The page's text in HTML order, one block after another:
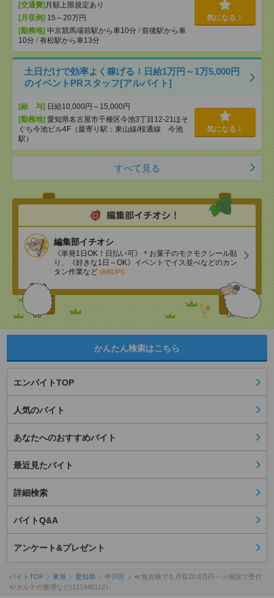
[交通費] 月額上限規定あり
[月収例] 15～20万円
[勤務地] 中京競馬場前駅から車10分 / 前後駅から車
10分 / 有松駅から車13分
気になる！
土日だけで効率よく稼げる！日給1万円～1万5,000円
のイベントPRスタッフ[アルバイト]
[給 与] 日給10,000円～15,000円
[勤務地] 愛知県名古屋市千種区今池3丁目12-21ほそ
ぐち今池ビル4F（最寄り駅：東山線/桜通線 今池
駅）
気になる！
すべて見る
編集部イチオシ
《単発1日OK！日払い可》＊お菓子のモクモクシール貼
り、《好きな1日～OK》イベントでイス並べなどのカン
タン作業など (8/6UP!)
かんたん検索はこちら
エンバイトTOP
人気のバイト
あなたへのおすすめバイト
最近見たバイト
詳細検索
バイトQ&A
アンケート&プレゼント
バイトTOP 東海 愛知県 中川区
≪無資格でも月収20.8万円～≫病院で受付
やカルテの整理など(111448112）